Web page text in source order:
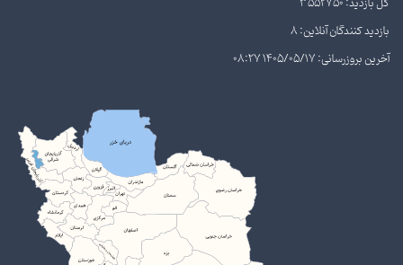
بازدید کنندگان آنلاین: 8
آخرین بروزرسانی: 1405/05/17 08:27